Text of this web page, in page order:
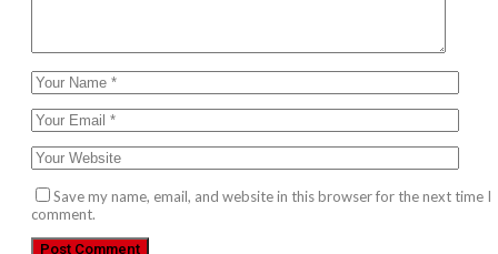
Save my name, email, and website in this browser for the next time I
comment.